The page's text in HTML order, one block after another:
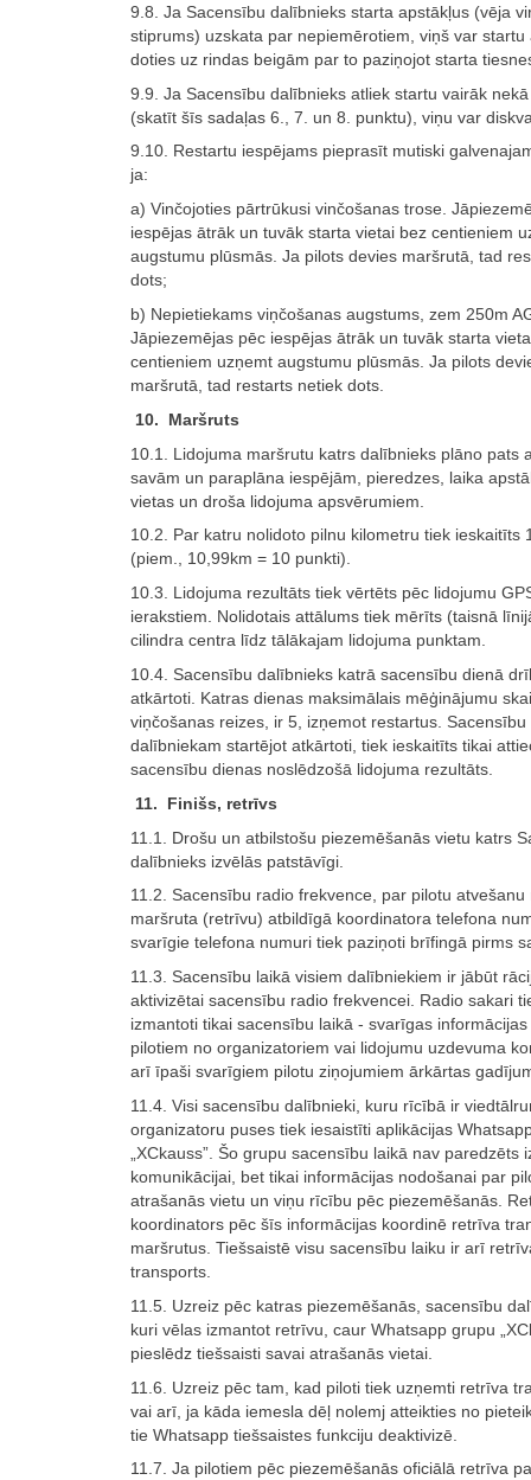
9.8. Ja Sacensību dalībnieks starta apstākļus (vēja
stiprums) uzskata par nepiemērotiem, viņš var startu
doties uz rindas beigām par to paziņojot starta
9.9. Ja Sacensību dalībnieks atliek startu vairāk
(skatīt šīs sadaļas 6., 7. un 8. punktu), viņu var
9.10. Restartu iespējams pieprasīt mutiski
ja:
a) Vinčojoties pārtrūkusi vinčošanas trose.
iespējas ātrāk un tuvāk starta vietai bez centieniem
augstumu plūsmās. Ja pilots devies maršrutā, tad
dots;
b) Nepietiekams viņčošanas augstums, zem 250m
Jāpiezemējas pēc iespējas ātrāk un tuvāk starta
centieniem uzņemt augstumu plūsmās. Ja pilots
maršrutā, tad restarts netiek dots.
10. Maršruts
10.1. Lidojuma maršrutu katrs dalībnieks plāno pats
savām un paraplāna iespējām, pieredzes, laika
vietas un droša lidojuma apsvērumiem.
10.2. Par katru nolidoto pilnu kilometru tiek ieskaitīts
(piem., 10,99km = 10 punkti).
10.3. Lidojuma rezultāts tiek vērtēts pēc lidojumu
ierakstiem. Nolidotais attālums tiek mērīts (taisnā
cilindra centra līdz tālākajam lidojuma punktam.
10.4. Sacensību dalībnieks katrā sacensību dienā
atkārtoti. Katras dienas maksimālais mēģinājumu
viņčošanas reizes, ir 5, izņemot restartus. Sacensību
dalībniekam startējot atkārtoti, tiek ieskaitīts tikai
sacensību dienas noslēdzošā lidojuma rezultāts.
11. Finišs, retrīvs
11.1. Drošu un atbilstošu piezemēšanās vietu katrs
dalībnieks izvēlās patstāvīgi.
11.2. Sacensību radio frekvence, par pilotu atvešanu
maršruta (retrīvu) atbildīgā koordinatora telefona
svarīgie telefona numuri tiek paziņoti brīfingā pirms
11.3. Sacensību laikā visiem dalībniekiem ir jābūt
aktivizētai sacensību radio frekvencei. Radio sakari
izmantoti tikai sacensību laikā - svarīgas
pilotiem no organizatoriem vai lidojumu uzdevuma
arī īpaši svarīgiem pilotu ziņojumiem ārkārtas
11.4. Visi sacensību dalībnieki, kuru rīcībā ir
organizatoru puses tiek iesaistīti aplikācijas
„XCkauss”. Šo grupu sacensību laikā nav paredzēts
komunikācijai, bet tikai informācijas nodošanai par
atrašanās vietu un viņu rīcību pēc piezemēšanās.
koordinators pēc šīs informācijas koordinē retrīva
maršrutus. Tiešsaistē visu sacensību laiku ir arī
transports.
11.5. Uzreiz pēc katras piezemēšanās, sacensību
kuri vēlas izmantot retrīvu, caur Whatsapp grupu
pieslēdz tiešsaisti savai atrašanās vietai.
11.6. Uzreiz pēc tam, kad piloti tiek uzņemti retrīva
vai arī, ja kāda iemesla dēļ nolemj atteikties no
tie Whatsapp tiešsaistes funkciju deaktivizē.
11.7. Ja pilotiem pēc piezemēšanās oficiālā retrīva